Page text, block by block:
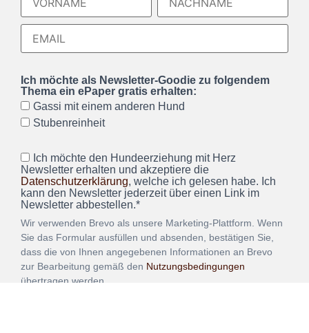
Ich möchte als Newsletter-Goodie zu folgendem
Thema ein ePaper gratis erhalten:
Gassi mit einem anderen Hund
Stubenreinheit
Ich möchte den Hundeerziehung mit Herz
Newsletter erhalten und akzeptiere die
Datenschutzerklärung, welche ich gelesen habe. Ich
kann den Newsletter jederzeit über einen Link im
Newsletter abbestellen.*
Wir verwenden Brevo als unsere Marketing-Plattform. Wenn
Sie das Formular ausfüllen und absenden, bestätigen Sie,
dass die von Ihnen angegebenen Informationen an Brevo
zur Bearbeitung gemäß den Nutzungsbedingungen
übertragen werden.